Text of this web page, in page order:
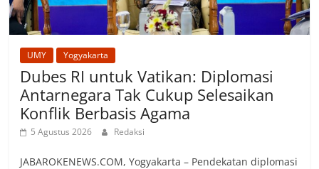
UMY Yogyakarta
Dubes RI untuk Vatikan: Diplomasi
Antarnegara Tak Cukup Selesaikan
Konflik Berbasis Agama
5 Agustus 2026 Redaksi
JABAROKENEWS.COM, Yogyakarta – Pendekatan diplomasi